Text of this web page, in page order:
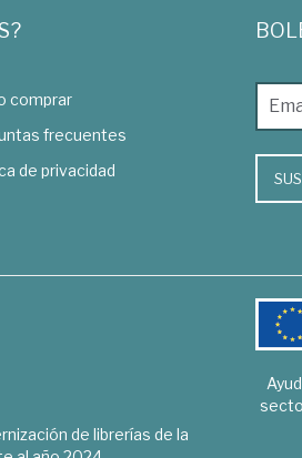
comprar
frecuentes
de privacidad
de librerías de la